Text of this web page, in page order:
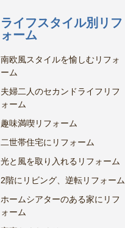
ライフスタイル別リフ
ォーム
南欧風スタイルを愉しむリフォ
ーム
夫婦二人のセカンドライフリフ
ォーム
趣味満喫リフォーム
二世帯住宅にリフォーム
光と風を取り入れるリフォーム
2階にリビング、逆転リフォーム
ホームシアターのある家にリフ
ォーム